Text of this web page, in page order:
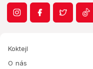
Koktejl
O nás